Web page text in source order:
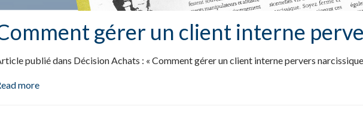
gérer un client interne
publié dans Décision Achats : « Comment gérer un client interne pervers
more